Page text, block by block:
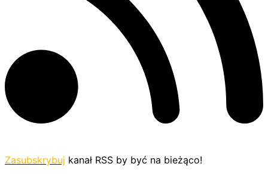
Zasubskrybuj kanał RSS by być na bieżąco!